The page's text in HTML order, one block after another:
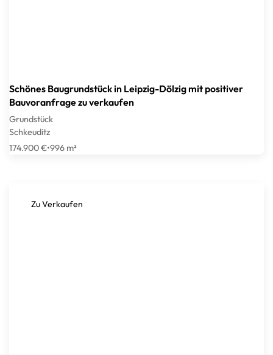
Schönes Baugrundstück in Leipzig-Dölzig mit positiver
Bauvoranfrage zu verkaufen
Grundstück
Schkeuditz
174.900 €•996 m²
Zu Verkaufen